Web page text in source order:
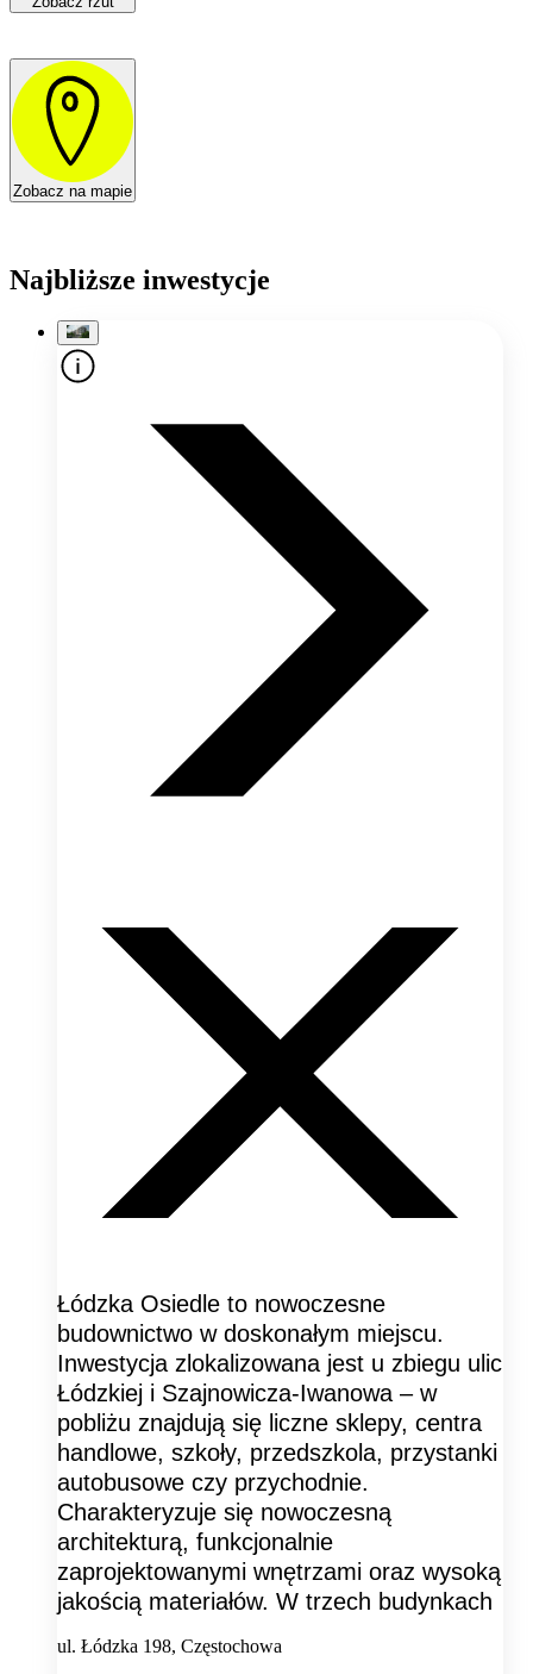
Zobacz na mapie
Najbliższe inwestycje
Łódzka Osiedle to nowoczesne
budownictwo w doskonałym miejscu.
Inwestycja zlokalizowana jest u zbiegu ulic
Łódzkiej i Szajnowicza-Iwanowa – w
pobliżu znajdują się liczne sklepy, centra
handlowe, szkoły, przedszkola, przystanki
autobusowe czy przychodnie.
Charakteryzuje się nowoczesną
architekturą, funkcjonalnie
zaprojektowanymi wnętrzami oraz wysoką
jakością materiałów. W trzech budynkach
ul. Łódzka 198, Częstochowa